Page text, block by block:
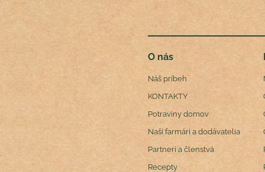
O nás
Náš príbeh
KONTAKTY
Potraviny domov
Naši farmári a dodávatelia
Partneri a členstvá
Recepty